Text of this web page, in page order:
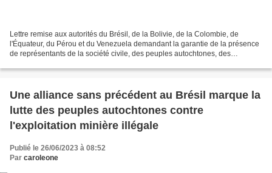
Lettre remise aux autorités du Brésil, de la Bolivie, de la Colombie, de
l'Équateur, du Pérou et du Venezuela demandant la garantie de la présence
de représentants de la société civile, des peuples autochtones, des
Une alliance sans précédent au Brésil marque la
lutte des peuples autochtones contre
l'exploitation minière illégale
Publié le 26/06/2023 à 08:52
Par caroleone